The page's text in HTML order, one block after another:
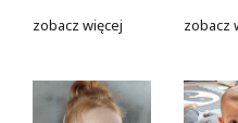
zobacz więcej zobacz